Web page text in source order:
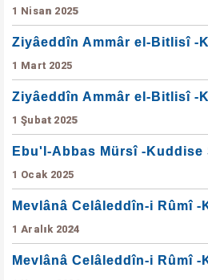
1 Nisan 2025
Ziyâeddîn Ammâr el-Bitlisî -
1 Mart 2025
Ziyâeddîn Ammâr el-Bitlisî -
1 Şubat 2025
Ebu'l-Abbas Mürsî -Kuddise
1 Ocak 2025
Mevlânâ Celâleddîn-i Rûmî -
1 Aralık 2024
Mevlânâ Celâleddîn-i Rûmî -